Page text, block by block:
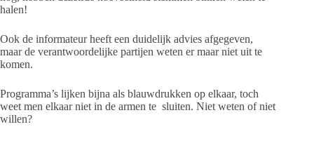
halen!
Ook de informateur heeft een duidelijk advies afgegeven,
maar de verantwoordelijke partijen weten er maar niet uit te
komen.
Programma’s lijken bijna als blauwdrukken op elkaar, toch
weet men elkaar niet in de armen te sluiten. Niet weten of niet
willen?